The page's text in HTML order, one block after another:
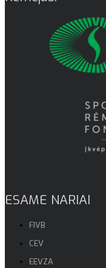
ESAME NARIAI
FIVB
CEV
EEVZA